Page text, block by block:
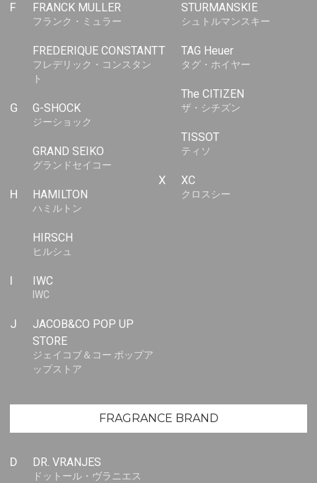
F FRANCK MULLER
フランク・ミュラー
FREDERIQUE CONSTANT
フレデリック・コンスタン
ト
G G-SHOCK
ジーショック
GRAND SEIKO
グランドセイコー
H HAMILTON
ハミルトン
HIRSCH
ヒルシュ
IWC
IWC
J
JACOB&CO POP UP
STORE
ジェイコブ＆コー ポップア
ップストア
STURMANSKIE
シュトルマンスキー
T TAG Heuer
タグ・ホイヤー
The CITIZEN
ザ・シチズン
TISSOT
ティソ
X XC
クロスシー
FRAGRANCE BRAND
D DR. VRANJES
ドットール・ヴラニエス